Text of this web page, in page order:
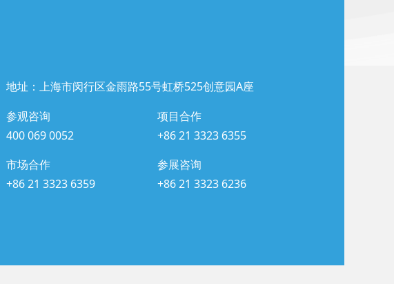
地址：上海市闵行区金雨路55号虹桥525创意园A座
参观咨询
400 069 0052
项目合作
+86 21 3323 6355
市场合作
+86 21 3323 6359
参展咨询
+86 21 3323 6236